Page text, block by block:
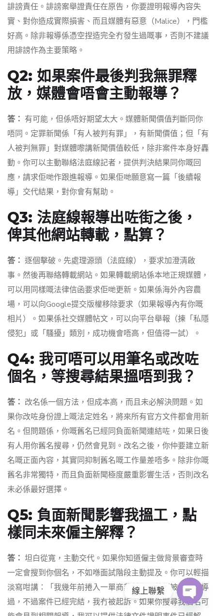
誹謗責任。誹謗案舉證責任在原告，你要證明報導內容失
實、對你造成實際損害、而且媒體有惡意（Malice），門檻
好高。除非報導係憑空捏造完全冇發生過嘅事，否則不建議
用誹謗作為主要策略。
Q2: 如果案件最後判我無罪釋
放，媒體會唔會主動報導？
答： 有可能，但係唔好期望太大。媒體新聞價值判斷同你
唔同。定罪新聞係「有人被判有罪」，有新聞價值；但「有
人被判無罪」對媒體嚟講新聞價值較低，除非案件本身好轟
動。你可以主動聯絡法庭線記者，提供判決結果同你嘅回
應，請求佢哋作跟進報導。如果佢哋願意寫一篇「後續報
導」交代結果，對你會有幫助。
Q3: 法庭線報導出咗街之後，
俾其他網站轉載，點算？
答： 逐個擊破。先處理源頭（法庭線），要求加澄清啟
事。然後再聯絡轉載網站。如果轉載網站係本地正規媒體，
可以用同樣嘅法律信函要求佢哋更新。如果係海外內容農
場，可以向Google提交版權移除要求（如果報導內有你嘅
相片）。如果係社交媒體帖文，可以向平台舉報（揀「私隱
侵犯」或「騷擾」類別，成功機會唔高，但值得一試）。
Q4: 我可唔可以用筆名或改咗
個名，等搜尋結果搵唔到我？
答： 改名係一個方法，但成本高，而且未必解決問題。如
果你改咗身份證上嘅法定姓名，將來所有官方文件都會用新
名。但問題係，你嘅舊名已經同負面新聞連結咗，如果日後
有人用你舊名搜尋，仍然會見到。改名之後，你仲要建立新
名嘅正面內容，其實同抑制舊名嘅工作量差唔多。除非你嘅
舊名非常獨特，而且負面新聞極度嚴重影響生活，否則改名
未必係最好選擇。
Q5: 負面新聞影響我搵工，點
樣同未來僱主解釋？
答： 坦白從寬，主動交代。如果你知道僱主做背景審查時
一定會搜到你個名，不如喺面試階段主動提及。你可以輕描
淡寫咁講：「我幾年前捲入一單商業糾紛，曾經被傳媒報導
過，不過案件已經完結，我冇被起訴。如果你搜尋我個名可
線上聯繫
O